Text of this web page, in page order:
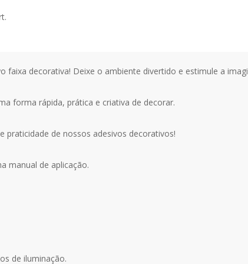
metro x 15 centímetros de largura cada faixa.
faixa decorativa! Deixe o ambiente divertido e estimule a
forma rápida, prática e criativa de decorar.
praticidade de nossos adesivos decorativos!
manual de aplicação.
de iluminação.